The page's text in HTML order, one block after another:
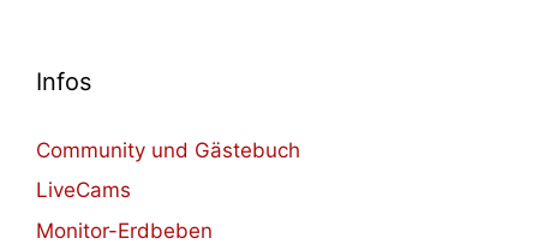
Infos
Community und Gästebuch
LiveCams
Monitor-Erdbeben